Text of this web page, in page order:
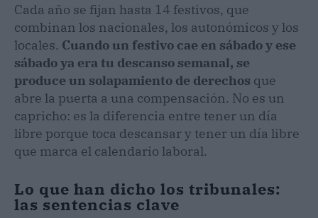
Cada año se fijan hasta 14 festivos, que
combinan los nacionales, los autonómicos y los
locales. Cuando un festivo cae en sábado y ese
sábado ya era tu descanso semanal, se
produce un solapamiento de derechos que
abre la puerta a una compensación. No es un
capricho: es la diferencia entre tener un día
libre porque toca descansar y tener un día libre
que marca el calendario laboral.
Lo que han dicho los tribunales:
las sentencias clave